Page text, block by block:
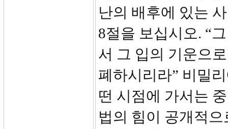
난의 배후에 있는
8절을 보십시오. “
서 그 입의 기운으
폐하시리라” 비밀
떤 시점에 가서는
법의 힘이 공개적